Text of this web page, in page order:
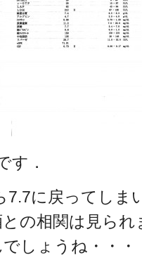
す．
7.7に戻ってしま
の相関は見ら
でしょうね・・